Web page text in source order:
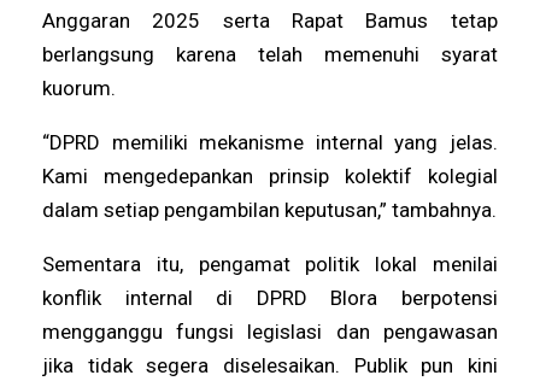
Anggaran 2025 serta Rapat Bamus tetap
berlangsung karena telah memenuhi syarat
kuorum.
“DPRD memiliki mekanisme internal yang jelas.
Kami mengedepankan prinsip kolektif kolegial
dalam setiap pengambilan keputusan,” tambahnya.
Sementara itu, pengamat politik lokal menilai
konflik internal di DPRD Blora berpotensi
mengganggu fungsi legislasi dan pengawasan
jika tidak segera diselesaikan. Publik pun kini